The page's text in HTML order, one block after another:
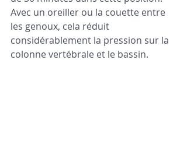
Avec un oreiller ou la couette entre
les genoux, cela réduit
considérablement la pression sur la
colonne vertébrale et le bassin.